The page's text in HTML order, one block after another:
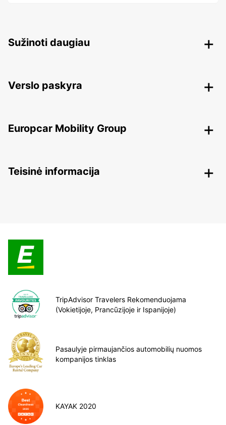
Sužinoti daugiau
Verslo paskyra
Europcar Mobility Group
Teisinė informacija
TripAdvisor Travelers Rekomenduojama
(Vokietijoje, Prancūzijoje ir Ispanijoje)
Pasaulyje pirmaujančios automobilių nuomos
kompanijos tinklas
KAYAK 2020